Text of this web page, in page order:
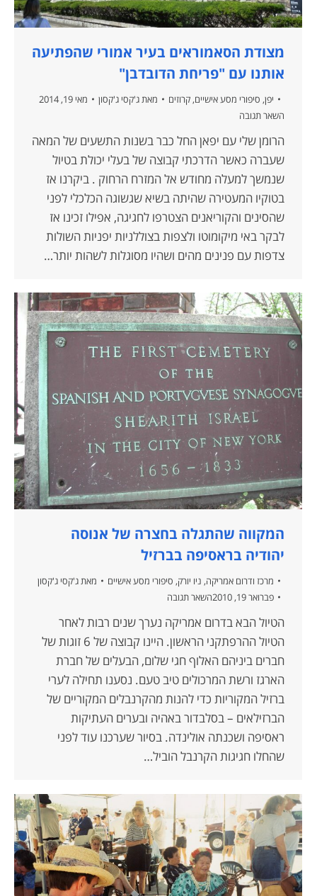
מצודת הסאמוראים בעיר אמורי שהפתיעה
אותנו עם "פריחת הדובדבן"
יפן, סיפורי מסע אישיים, קרוזים מאת ג'קסי ג'קסון
מאי 19, 2014
השאר תגובה
הרומן שלי עם יפאן החל כבר בשנות התשעים של המאה
שעברה כאשר הדרכתי קבוצה של בעלי יכולת בטיול
שנמשך למעלה מחודש אל המזרח הרחוק . ביקרנו אז
בטוקיו המעטירה שהיתה בשיא שגשוגה הכלכלי לפני
שהסינים והקוריאנים הצטרפו לחגיגה, אפילו זכינו אז
לבקר באי מיקומוטו ולצפות בצוללניות יפניות השולות
צדפות עם פנינים מהים ושהיו מסוגלות לשהות יותר…
המקווה שהתגלה בחצרה של אנוסה
יהודיה בראסיפה בברזיל
מרכז ודרום אמריקה, ניו יורק, סיפורי מסע אישיים מאת ג'קסי ג'קסון
פברואר 19, 2010
השאר תגובה
הטיול הבא בדרום אמריקה נערך שנים רבות לאחר
הטיול ההרפתקני הראשון. היינו קבוצה של 6 זוגות של
חברים ביניהם האלוף חגי שלום, הבעלים של חברת
הארגז ורשת המרכולים טיב טעם. נסענו תחילה לערי
ברזיל המקוריות כדי להנות מהקרנבלים המקוריים של
הברזילאים – בסלבדור באהיה ובערים העתיקות
ראסיפה ושכנתה אולינדה. בסיור שערכנו עוד לפני
שהחלו חגיגות הקרנבל הוביל…